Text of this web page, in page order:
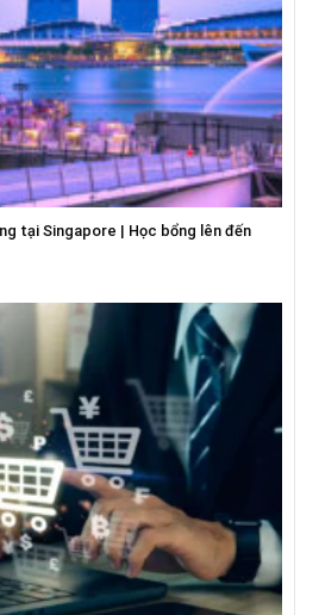
tại Singapore | Học bổng lên đến